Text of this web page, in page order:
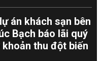
án khách sạn bên
Bạch báo lãi quý
khoản thu đột biến